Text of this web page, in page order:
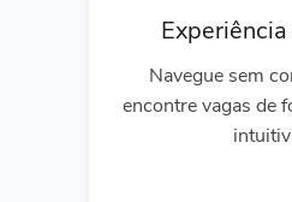
Navegue sem
encontre vagas de